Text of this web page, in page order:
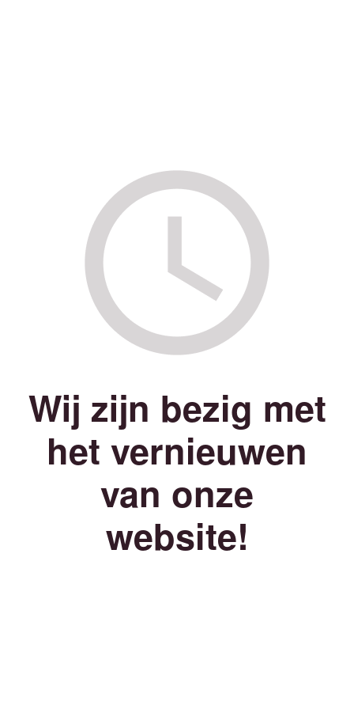
Wij zijn bezig met
het vernieuwen
van onze
website!